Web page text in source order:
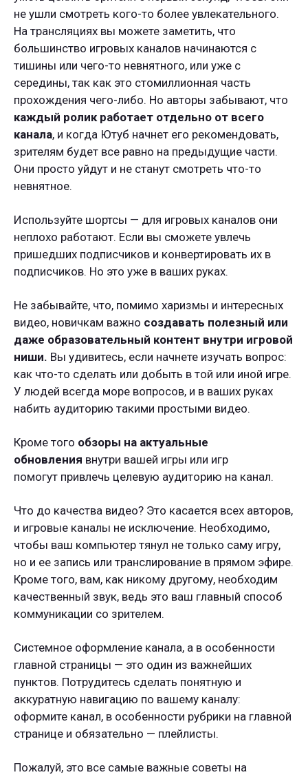
не ушли смотреть кого-то более увлекательного.
На трансляциях вы можете заметить, что
большинство игровых каналов начинаются с
тишины или чего-то невнятного, или уже с
середины, так как это стомиллионная часть
прохождения чего-либо. Но авторы забывают, что
каждый ролик работает отдельно от всего
канала, и когда Ютуб начнет его рекомендовать,
зрителям будет все равно на предыдущие части.
Они просто уйдут и не станут смотреть что-то
невнятное.
Используйте шортсы — для игровых каналов они
неплохо работают. Если вы сможете увлечь
пришедших подписчиков и конвертировать их в
подписчиков. Но это уже в ваших руках.
Не забывайте, что, помимо харизмы и интересных
видео, новичкам важно создавать полезный или
даже образовательный контент внутри игровой
ниши. Вы удивитесь, если начнете изучать вопрос:
как что-то сделать или добыть в той или иной игре.
У людей всегда море вопросов, и в ваших руках
набить аудиторию такими простыми видео.
Кроме того обзоры на актуальные
обновления внутри вашей игры или игр
помогут привлечь целевую аудиторию на канал.
Что до качества видео? Это касается всех авторов,
и игровые каналы не исключение. Необходимо,
чтобы ваш компьютер тянул не только саму игру,
но и ее запись или транслирование в прямом эфире.
Кроме того, вам, как никому другому, необходим
качественный звук, ведь это ваш главный способ
коммуникации со зрителем.
Системное оформление канала, а в особенности
главной страницы — это один из важнейших
пунктов. Потрудитесь сделать понятную и
аккуратную навигацию по вашему каналу:
оформите канал, в особенности рубрики на главной
странице и обязательно — плейлисты.
Пожалуй, это все самые важные советы на